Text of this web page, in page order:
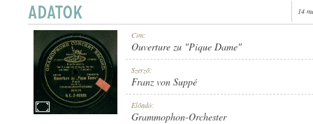
OPERANYITÁNY
14
Cím:
Ouverture zu "Pique Dame"
Szerző:
Franz von Suppé
Előadó:
Grammophon-Orchester